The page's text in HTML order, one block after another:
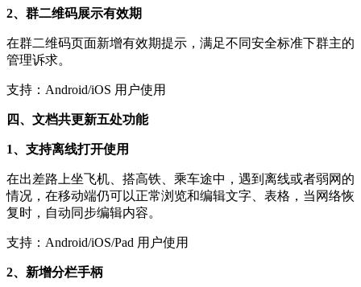
2、群二维码展示有效期
在群二维码页面新增有效期提示，满足不同安全标准下群主的
管理诉求。
支持：Android/iOS 用户使用
四、文档共更新五处功能
1、支持离线打开使用
在出差路上坐飞机、搭高铁、乘车途中，遇到离线或者弱网的
情况，在移动端仍可以正常浏览和编辑文字、表格，当网络恢
复时，自动同步编辑内容。
支持：Android/iOS/Pad 用户使用
2、新增分栏手柄